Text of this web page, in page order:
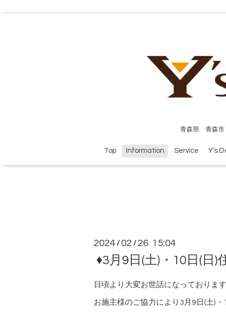
青森県 青森市
Top Information Service Y’s
2024 / 02 / 26 15:04
♦3月9日(土)・10日(日
日頃より大変お世話になっております
お施主様のご協力により3月9日(土)